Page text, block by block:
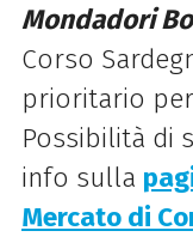
Mondadori
Corso
prioritario
Possibilità di
info sulla
Mercato di